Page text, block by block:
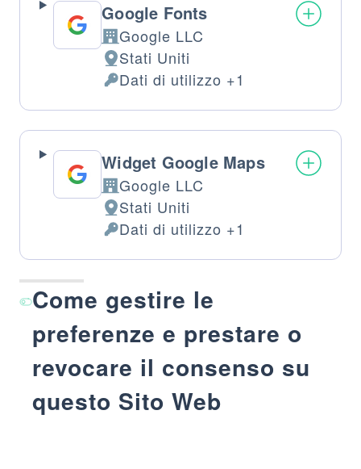
Google Fonts
Azienda:
Google LLC
Luogo
del
trattamento:
Stati Uniti
Dati
Personali
trattati:
Dati di utilizzo +1
Widget Google Maps
Azienda:
Google LLC
Luogo
del
trattamento:
Stati Uniti
Dati
Personali
Dati di utilizzo +1
Come gestire le
preferenze e prestare o
revocare il consenso su
questo Sito Web